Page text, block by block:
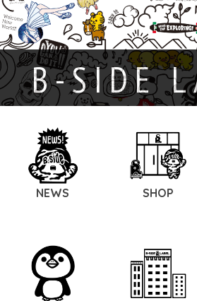
B-SIDE
NEWS SHOP